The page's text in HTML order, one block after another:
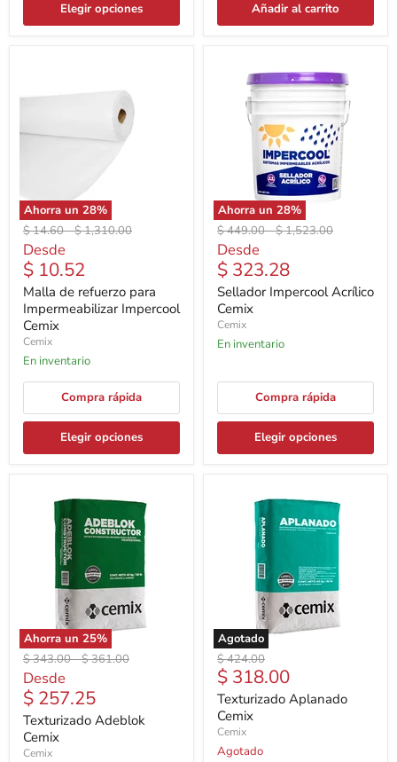
Elegir opciones Añadir al carrito
Ahorra un 28%
Precio
original
$ 14.60-Precio
$ 1,310.00
Desde
$ 10.52
Malla de refuerzo para
Impermeabilizar Impercool
Cemix
Cemix
En inventario
Compra rápida
Elegir opciones
Ahorra un 28%
Precio
original
$ 449.00-Precio
$ 1,523.00
Desde
$ 323.28
Sellador Impercool Acrílico
Cemix
Cemix
En inventario
Compra rápida
Elegir opciones
Ahorra un 25%
Precio
original
$ 343.00-Precio
$ 361.00
Desde
$ 257.25
Texturizado Adeblok
Cemix
Cemix
Agotado
Precio
original
$ 424.00
Precio
actual
$ 318.00
Texturizado Aplanado
Cemix
Cemix
Agotado